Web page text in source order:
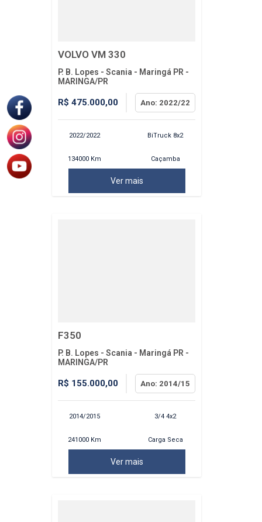
VOLVO VM 330
P. B. Lopes - Scania - Maringá PR -
MARINGA/PR
R$ 475.000,00 Ano: 2022/22
2022/2022 BiTruck 8x2
134000 Km
Caçamba
Ver mais
F350
P. B. Lopes - Scania - Maringá PR -
MARINGA/PR
R$ 155.000,00 Ano: 2014/15
2014/2015 3/4 4x2
241000 Km Carga Seca
Ver mais